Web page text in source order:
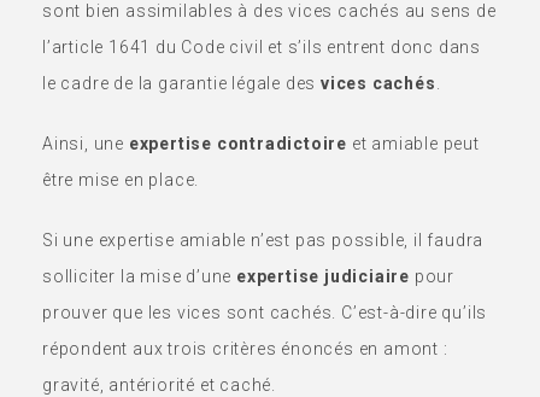
sont bien assimilables à des vices cachés au sens de
l’article 1641 du Code civil et s’ils entrent donc dans
le cadre de la garantie légale desvices cachés
Ainsi, une expertise contradictoire et amiable peut
être mise en place.
Si une expertise amiable n’est pas possible, il faudra
solliciter la mise d’une expertise judiciaire pour
prouver que les vices sont cachés. C’est-à-dire qu’ils
répondent aux trois critères énoncés en amont :
gravité, antériorité et caché.